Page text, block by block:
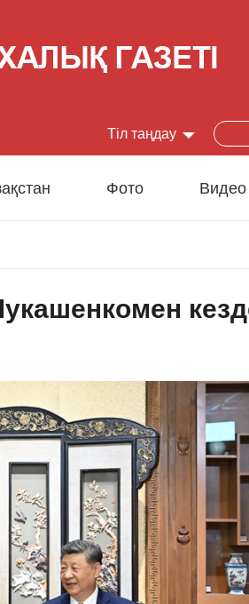
Тіл таңдау
Français
Русский
عربي
한국어
Deutsch
Português
Фото Видео